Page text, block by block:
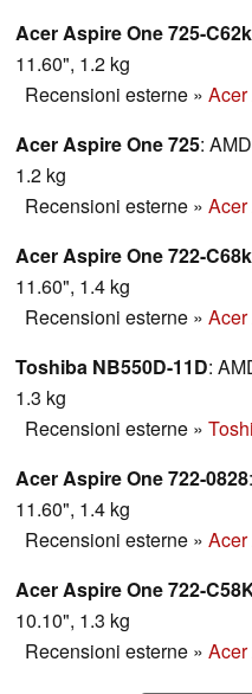
Acer Aspire One 725-
11.60", 1.2 kg
Recensioni esterne »
Acer Aspire One 725:
1.2 kg
Recensioni esterne »
Acer Aspire One 722-
11.60", 1.4 kg
Recensioni esterne »
Toshiba NB550D-11D:
1.3 kg
Recensioni esterne »
Acer Aspire One 722-0828
11.60", 1.4 kg
Recensioni esterne »
Acer Aspire One 722-
10.10", 1.3 kg
Recensioni esterne »